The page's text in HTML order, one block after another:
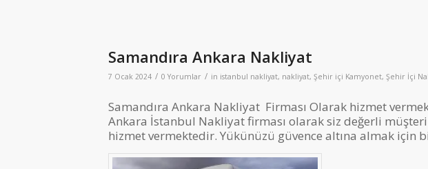
Samandıra Ankara Nakliyat
7 Ocak 2024 / 0 Yorumlar / in istanbul nakliyat, nakliyat, Şehir içi Kamyonet, Şehir İçi
Samandıra Ankara Nakliyat Firması Olarak hizmet
Ankara İstanbul Nakliyat firması olarak siz değerli
hizmet vermektedir. Yükünüzü güvence altına almak için